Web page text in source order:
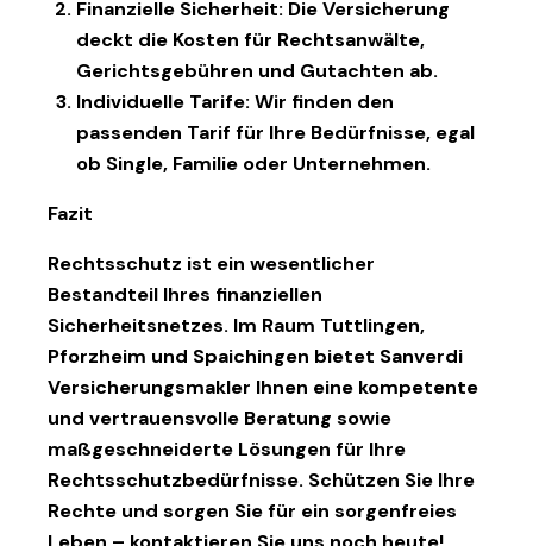
Finanzielle Sicherheit: Die Versicherung
deckt die Kosten für Rechtsanwälte,
Gerichtsgebühren und Gutachten ab.
Individuelle Tarife: Wir finden den
passenden Tarif für Ihre Bedürfnisse, egal
ob Single, Familie oder Unternehmen.
Fazit
Rechtsschutz ist ein wesentlicher
Bestandteil Ihres finanziellen
Sicherheitsnetzes. Im Raum Tuttlingen,
Pforzheim und Spaichingen bietet Sanverdi
Versicherungsmakler Ihnen eine kompetente
und vertrauensvolle Beratung sowie
maßgeschneiderte Lösungen für Ihre
Rechtsschutzbedürfnisse. Schützen Sie Ihre
Rechte und sorgen Sie für ein sorgenfreies